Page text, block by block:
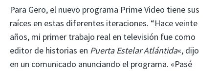
Para Gero, el nuevo programa Prime Video tiene sus
raíces en estas diferentes iteraciones. “Hace veinte
años, mi primer trabajo real en televisión fue como
editor de historias en Puerta Estelar Atlántida«, dijo
en un comunicado anunciando el programa. «Pasé